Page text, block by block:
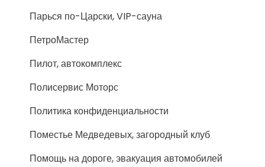
Парься по-Царски, VIP-сауна
ПетроМастер
Пилот, автокомплекс
Полисервис Моторс
Политика конфиденциальности
Поместье Медведевых, загородный клуб
Помощь на дороге, эвакуация автомобилей